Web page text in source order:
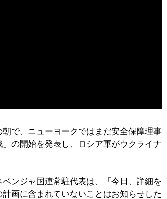
で、ニューヨークではまだ安全保障理事
の開始を発表し、ロシア軍がウクライナ
ンジャ国連常駐代表は、「今日、詳細を
画に含まれていないことはお知らせした